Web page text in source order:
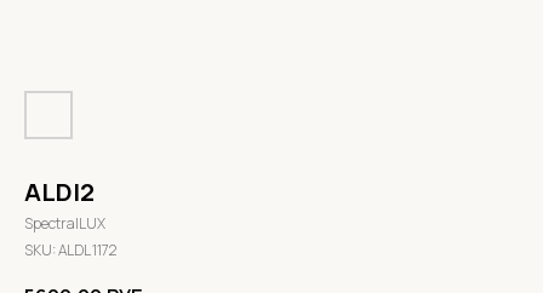
ALDI2
SpectralLUX
SKU:ALDL 1172